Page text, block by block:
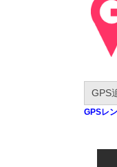
GPS
GPSレ